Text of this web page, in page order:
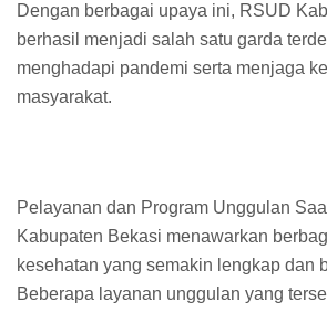
Dengan berbagai upaya ini, RSUD
berhasil menjadi salah satu garda
menghadapi pandemi serta menjaga
masyarakat.
Pelayanan dan Program Unggulan
Kabupaten Bekasi menawarkan
kesehatan yang semakin lengkap dan
Beberapa layanan unggulan yang